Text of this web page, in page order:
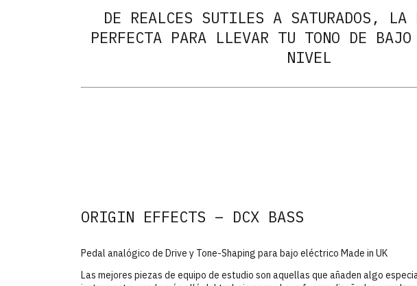
DE REALCES SUTILES A SATURADOS, LA
PERFECTA PARA LLEVAR TU TONO DE
NIVEL
ORIGIN EFFECTS – DCX BASS
Pedal analógico de Drive y Tone-Shaping para bajo eléctrico Made in UK
Las mejores piezas de equipo de estudio son aquellas que añaden algo